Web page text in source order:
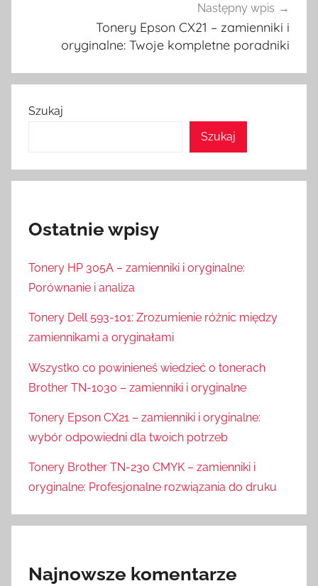
Następny wpis
Tonery Epson CX21 – zamienniki i
oryginalne: Twoje kompletne poradniki
Szukaj
Szukaj
Ostatnie wpisy
Tonery HP 305A – zamienniki i oryginalne:
Porównanie i analiza
Tonery Dell 593-101: Zrozumienie różnic między
zamiennikami a oryginałami
Wszystko co powinieneś wiedzieć o tonerach
Brother TN-1030 – zamienniki i oryginalne
Tonery Epson CX21 – zamienniki i oryginalne:
wybór odpowiedni dla twoich potrzeb
Tonery Brother TN-230 CMYK – zamienniki i
oryginalne: Profesjonalne rozwiązania do druku
Najnowsze komentarze